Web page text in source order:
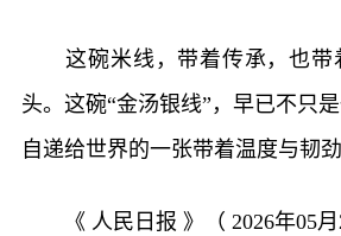
这碗米线，带着传承，也带
头。这碗“金汤银线”，早已不只
自递给世界的一张带着温度与韧
《 人民日报 》（ 2026年05月